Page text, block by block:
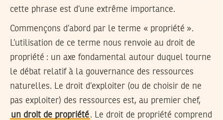
cette phrase est d’une extrême importance.
Commençons d’abord par le terme « propriété ».
L’utilisation de ce terme nous renvoie au droit de
propriété : un axe fondamental autour duquel tourne
le débat relatif à la gouvernance des ressources
naturelles. Le droit d’exploiter (ou de choisir de ne
pas exploiter) des ressources est, au premier chef,
un droit de propriété. Le droit de propriété comprend